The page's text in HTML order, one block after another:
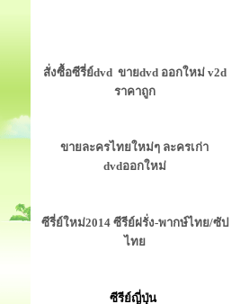
สั่งซื้อซีรี่ย์dvd ขายdvd ออกใหม่ v2d
ราคาถูก
ขายละครไทยใหม่ๆ ละครเก่า
dvdออกใหม่
ซีรี่ย์ใหม่2014 ซีรีย์ฝรั่ง-พากษ์ไทย/ซัป
ไทย
ซีรีย์ญี่ปุ่น